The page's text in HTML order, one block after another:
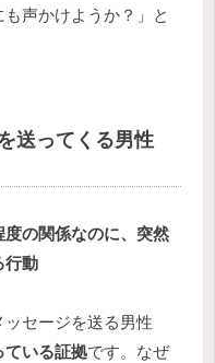
声かけようか？」と
送ってくる男性
の関係なのに、突然
行動
セージを送る男性
ている証拠です。なぜ